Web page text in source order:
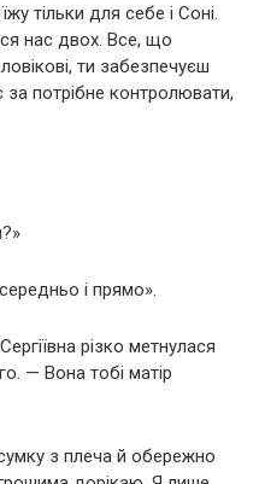
тільки для себе і Соні.
нас двох. Все, що
ти забезпечуєш
потрібне контролювати,
і прямо».
різко метнулася
— Вона тобі матір
з плеча й обережно